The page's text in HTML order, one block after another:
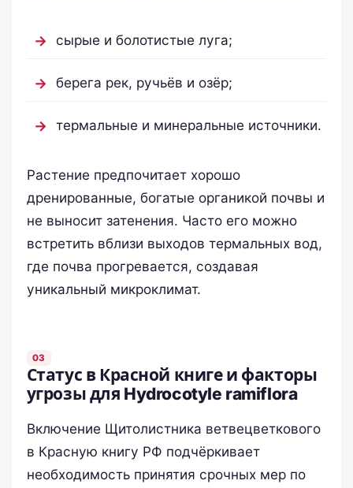
сырые и болотистые луга;
берега рек, ручьёв и озёр;
термальные и минеральные источники.
Растение предпочитает хорошо
дренированные, богатые органикой почвы и
не выносит затенения. Часто его можно
встретить вблизи выходов термальных вод,
где почва прогревается, создавая
уникальный микроклимат.
Статус в Красной книге и факторы
угрозы для Hydrocotyle ramiflora
Включение Щитолистника ветвецветкового
в Красную книгу РФ подчёркивает
необходимость принятия срочных мер по